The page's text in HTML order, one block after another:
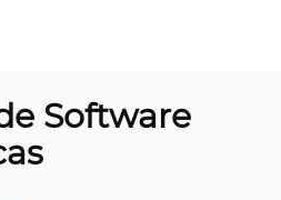
Software